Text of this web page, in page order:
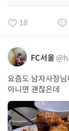
18
FC서울
요즘도 남자사장
아니면 괜찮은데